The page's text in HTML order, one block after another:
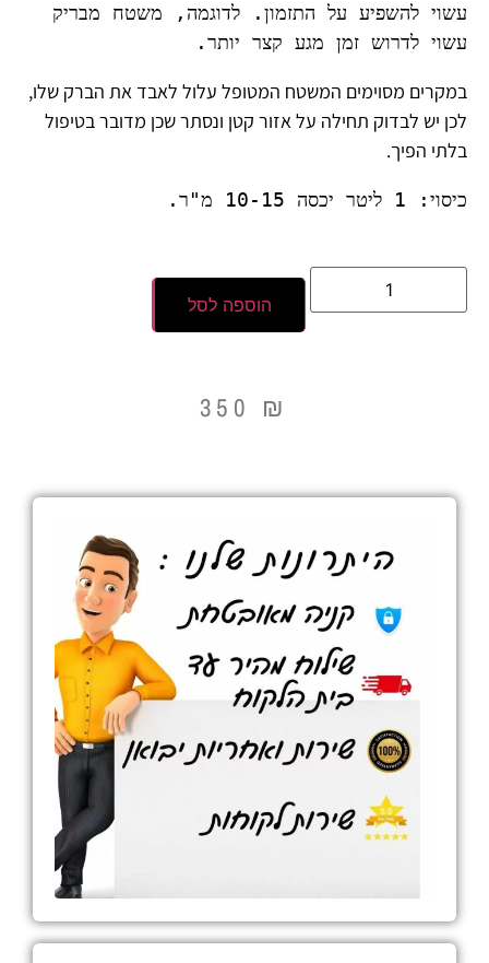
עשוי לדרוש זמן מגע קצר יותר.
במקרים מסוימים המשטח המטופל עלול לאבד את הברק שלו,
לכן יש לבדוק תחילה על אזור קטן ונסתר שכן מדובר בטיפול
בלתי הפיך.
כיסוי: 1 ליטר יכסה 10-15 מ"ר.
הוספה לסל
350 ₪